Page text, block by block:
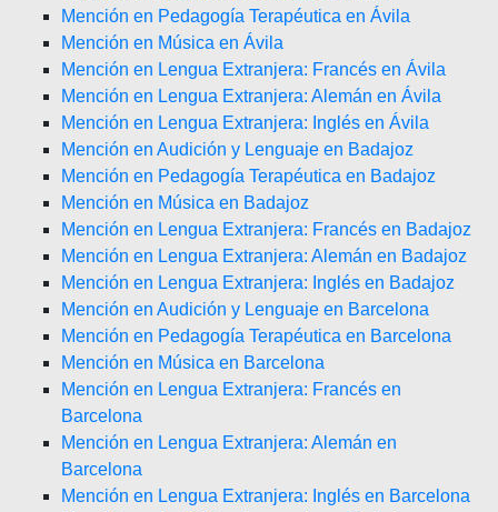
Mención en Pedagogía Terapéutica en Ávila
Mención en Música en Ávila
Mención en Lengua Extranjera: Francés en Ávila
Mención en Lengua Extranjera: Alemán en Ávila
Mención en Lengua Extranjera: Inglés en Ávila
Mención en Audición y Lenguaje en Badajoz
Mención en Pedagogía Terapéutica en Badajoz
Mención en Música en Badajoz
Mención en Lengua Extranjera: Francés en Badajoz
Mención en Lengua Extranjera: Alemán en Badajoz
Mención en Lengua Extranjera: Inglés en Badajoz
Mención en Audición y Lenguaje en Barcelona
Mención en Pedagogía Terapéutica en Barcelona
Mención en Música en Barcelona
Mención en Lengua Extranjera: Francés en
Barcelona
Mención en Lengua Extranjera: Alemán en
Barcelona
Mención en Lengua Extranjera: Inglés en Barcelona